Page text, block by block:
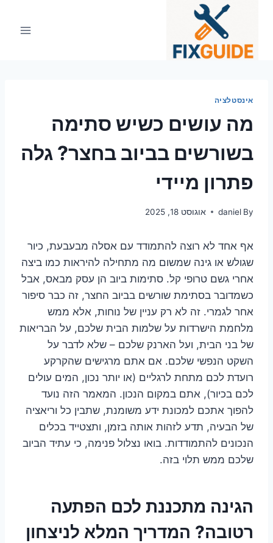
אינסטלציה
מה עושים כשיש סתימה
בשורשים בביוב בחצר? גלה
פתרון מיידי
By
daniel אוגוסט 18, 2025
אף אחד לא רוצה להתמודד עם אסלה מבעבעת, כיור
שגולש או גינה שמשום מה מתחילה להיראות כמו ביצה
אחרי גשם טרופי קל. סתימות ביוב הן עסק מבאס, אבל
כשמדובר בסתימת שורשים בביוב החצר, זה כבר סיפור
אחר לגמרי. זה לא רק עניין של נוחות, אלא ממש
מלחמת הישרדות על שלמות הבית שלכם, על הבריאות
של בני הבית, ועל הארנק שלכם – שלא לדבר על
השקט הנפשי שלכם. אם אתם מרגישים שהקרקע
רועדת לכם מתחת לרגליים (או יותר נכון, המים עולים
לכם בכיור), אתם במקום הנכון. המאמר הזה נועד
להפוך אתכם למכונת ידע משומנת, שתבין כל וריאציה
של הבעיה, תדע לזהות אותה בזמן, ותצטייד בכלים
הנכונים להתמודדות. בואו נצלול פנימה, כי עתיד הביוב
שלכם ממש תלוי בזה.
הגינה מתכננת לכם הפתעה
רטובה? המדריך המלא לניצחון